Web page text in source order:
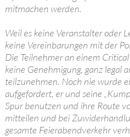
mitmachen werden.
Weil es keine Veranstalter oder
keine Vereinbarungen mit der
Die Teilnehmer an einem
keine Genehmigung, ganz legal
teilzunehmen. Noch nie wurde
aufgefordert, er und seine
Spur benutzen und ihre Route
mitteilen und bei
gesamte Feierabendverkehr